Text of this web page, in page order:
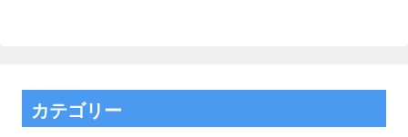
カテゴリー